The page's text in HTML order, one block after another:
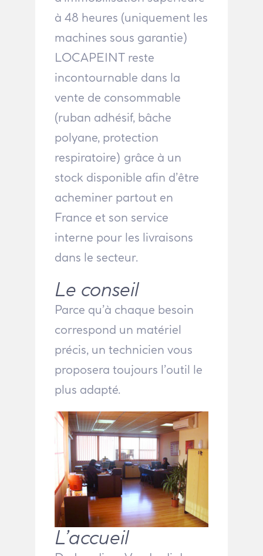
à 48 heures (uniquement les
machines sous garantie)
LOCAPEINT reste
incontournable dans la
vente de consommable
(ruban adhésif, bâche
polyane, protection
respiratoire) grâce à un
stock disponible afin d’être
acheminer partout en
France et son service
interne pour les livraisons
dans le secteur.
Le conseil
Parce qu’à chaque besoin
correspond un matériel
précis, un technicien vous
proposera toujours l’outil le
plus adapté.
L’accueil